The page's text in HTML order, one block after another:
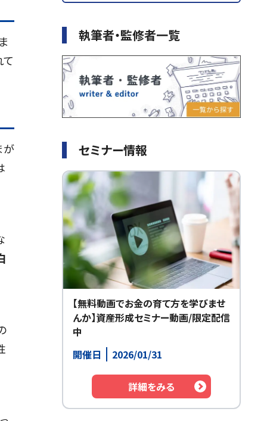
が
執筆者・監修者一覧
セミナー情報
【無料動画でお金の育て方を学びませ
んか】資産形成セミナー動画/限定配信
中
開催日
2026/01/31
詳細をみる